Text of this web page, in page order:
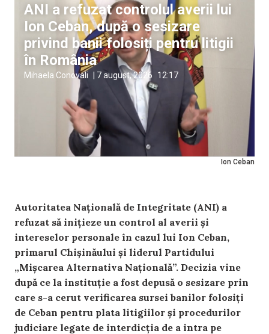
Ion Ceban
ANI a refuzat controlul averii lui
Ion Ceban, după o sesizare
privind banii folosiți pentru litigii
în România
Mihaela Conovali | 7 august, 2026 12:17
Autoritatea Națională de Integritate (ANI) a
refuzat să inițieze un control al averii și
intereselor personale în cazul lui Ion Ceban,
primarul Chișinăului și liderul Partidului
„Mişcarea Alternativa Naţională”. Decizia vine
după ce la instituție a fost depusă o sesizare prin
care s-a cerut verificarea sursei banilor folosiți
de Ceban pentru plata litigiilor și procedurilor
judiciare legate de interdicția de a intra pe